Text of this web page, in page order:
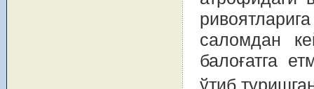
саломдан
балоғатга
ўтиб